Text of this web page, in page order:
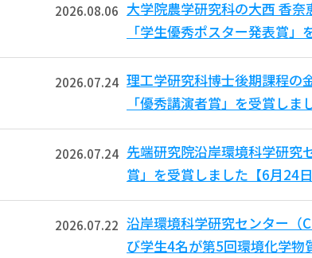
2026.08.06 大学院農学研究科の大西 香
「学生優秀ポスター発表賞」
2026.07.24 理工学研究科博士後期課程の
「優秀講演者賞」を受賞しま
2026.07.24 先端研究院沿岸環境科学研究
賞」を受賞しました【6月24日
2026.07.22 沿岸環境科学研究センター（
び学生4名が第5回環境化学